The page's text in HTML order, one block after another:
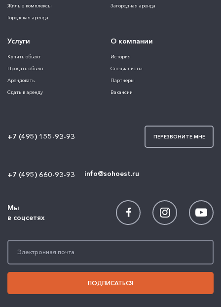
Жилые комплексы
Городская аренда
Загородная аренда
Услуги
Купить объект
Продать объект
Арендовать
Сдать в аренду
О компании
История
Специалисты
Партнеры
Вакансии
+7 (495) 155-93-93 ПЕРЕЗВОНИТЕ МНЕ
+7 (495) 660-93-93 info@sohoest.ru
Мы
в соцсетях
ПОДПИСАТЬСЯ